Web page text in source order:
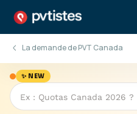
La demande de PVT Canada
✨ NEW